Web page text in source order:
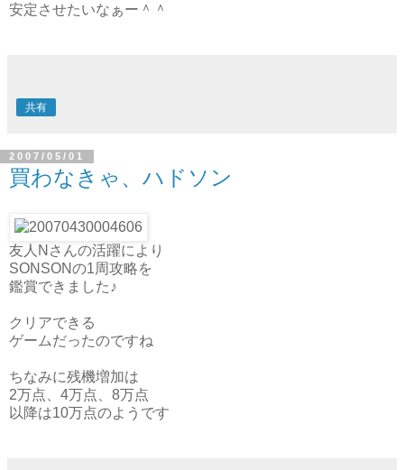
安定させたいなぁー＾＾
共有
2007/05/01
買わなきゃ、ハドソン
友人Nさんの活躍により
SONSONの1周攻略を
鑑賞できました♪
クリアできる
ゲームだったのですね
ちなみに残機増加は
2万点、4万点、8万点
以降は10万点のようです